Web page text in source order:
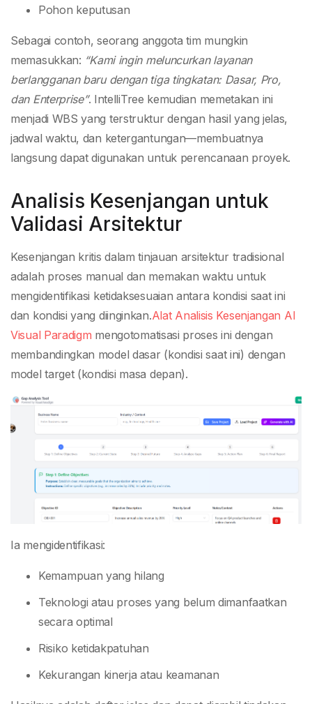
Pohon keputusan
Sebagai contoh, seorang anggota tim mungkin
memasukkan: “Kami ingin meluncurkan layanan
berlangganan baru dengan tiga tingkatan: Dasar, Pro,
dan Enterprise”. IntelliTree kemudian memetakan ini
menjadi WBS yang terstruktur dengan hasil yang jelas,
jadwal waktu, dan ketergantungan—membuatnya
langsung dapat digunakan untuk perencanaan proyek.
Analisis Kesenjangan untuk
Validasi Arsitektur
Kesenjangan kritis dalam tinjauan arsitektur tradisional
adalah proses manual dan memakan waktu untuk
mengidentifikasi ketidaksesuaian antara kondisi saat ini
dan kondisi yang diinginkan.Alat Analisis Kesenjangan AI
Visual Paradigm mengotomatisasi proses ini dengan
membandingkan model dasar (kondisi saat ini) dengan
model target (kondisi masa depan).
Ia mengidentifikasi:
Kemampuan yang hilang
Teknologi atau proses yang belum dimanfaatkan
secara optimal
Risiko ketidakpatuhan
Kekurangan kinerja atau keamanan